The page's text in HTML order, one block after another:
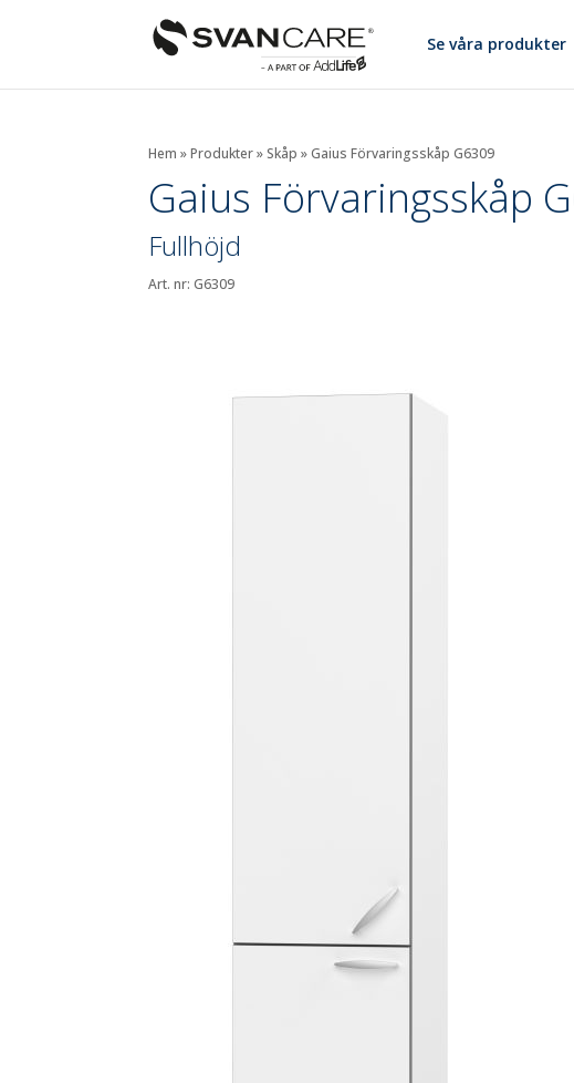
Se våra produkter
Hem »Produkter» Skåp »Gaius Förvaringsskåp G6309
Gaius Förvaringsskåp
Fullhöjd
Art. nr: G6309